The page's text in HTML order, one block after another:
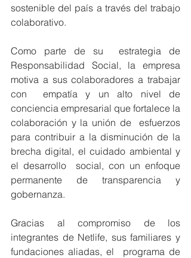
sostenible del país a través del trabajo
colaborativo.
Como parte de su  estrategia de
Responsabilidad Social, la empresa
motiva a sus colaboradores a trabajar
con  empatía y un alto nivel de
conciencia empresarial que fortalece la
colaboración y la unión de  esfuerzos
para contribuir a la disminución de la
brecha digital, el cuidado ambiental y
el desarrollo  social, con un enfoque
permanente de transparencia y
gobernanza.
Gracias al compromiso de los
integrantes de Netlife, sus familiares y
fundaciones aliadas, el  programa de